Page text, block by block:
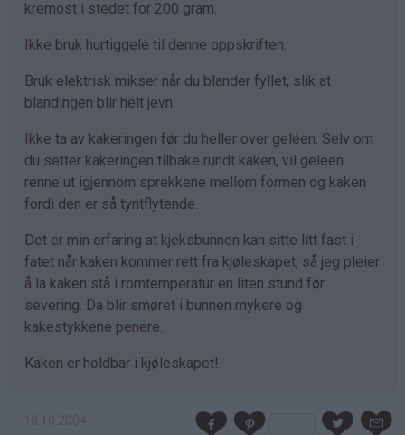
kremost i stedet for 200 gram.
Ikke bruk hurtiggelé til denne oppskriften.
Bruk elektrisk mikser når du blander fyllet, slik at
blandingen blir helt jevn.
Ikke ta av kakeringen før du heller over geléen. Selv om
du setter kakeringen tilbake rundt kaken, vil geléen
renne ut igjennom sprekkene mellom formen og kaken
fordi den er så tyntflytende.
Det er min erfaring at kjeksbunnen kan sitte litt fast i
fatet når kaken kommer rett fra kjøleskapet, så jeg pleier
å la kaken stå i romtemperatur en liten stund før
severing. Da blir smøret i bunnen mykere og
kakestykkene penere.
Kaken er holdbar i kjøleskapet!